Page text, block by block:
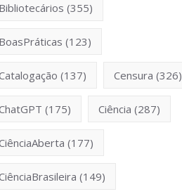
Bibliotecários (355)
BoasPráticas (123)
(137) Censura (326)
(175) Ciência (287)
(177)
(149)